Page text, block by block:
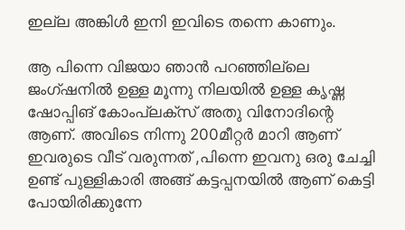
ഇല്ല അങ്കിൾ ഇനി ഇവിടെ തന്നെ കാണും.
ആ പിന്നെ വിജയാ ഞാൻ പറഞ്ഞില്ലെ
ജംഗ്ഷനിൽ ഉള്ള മൂന്നു നിലയിൽ ഉള്ള കൃഷ്ണ
ഷോപ്പിങ് കോംപ്ലക്സ് അതു വിനോദിന്റെ
ആണ്. അവിടെ നിന്നു 200മീറ്റർ മാറി ആണ്
ഇവരുടെ വീട് വരുന്നത് ,പിന്നെ ഇവനു ഒരു ചേച്ചി
ഉണ്ട് പുള്ളികാരി അങ്ങ് കട്ടപ്പനയിൽ ആണ് കെട്ടി
പോയിരിക്കുന്നേ